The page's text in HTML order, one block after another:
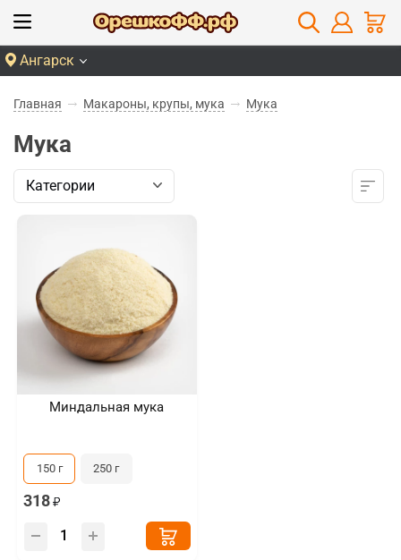
Ангарск
Главная Макароны, крупы, мука Мука
Мука
Категории
Миндальная мука
150 г 250 г
318